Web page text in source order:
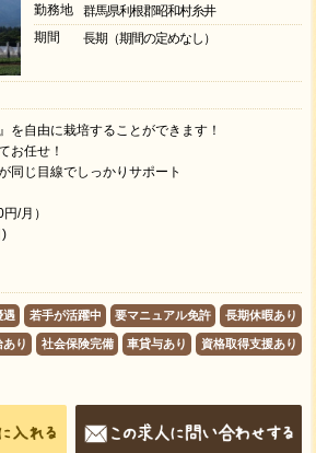
勤務地
群馬県利根郡昭和村糸井
期間
長期（期間の定めなし）
を自由に栽培することができます！
お任せ！
同じ目線でしっかりサポート
/月）
遇 若手が活躍中 要マニュアル免許 長期休暇あり
あり 社会保険完備 車貸与あり 資格取得支援あり